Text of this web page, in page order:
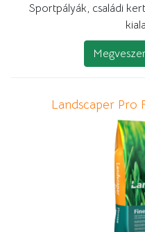
Sportpályák, családi
Landscaper Pro